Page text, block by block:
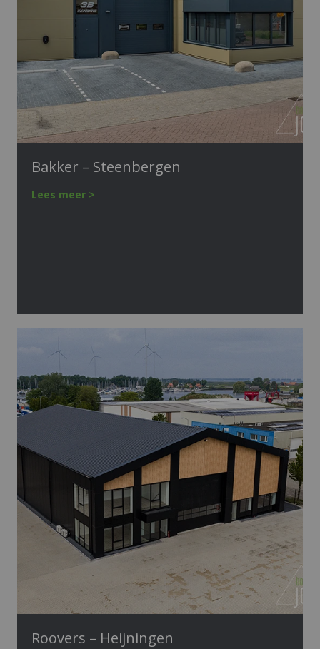
Bakker – Steenbergen
Lees meer >
Roovers – Heijningen